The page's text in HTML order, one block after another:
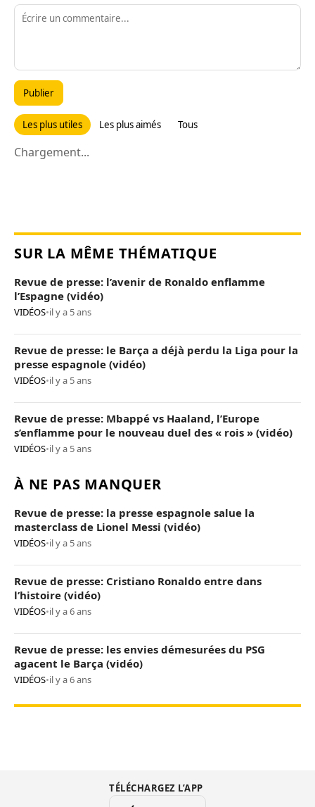
Publier
Les plus utiles Les plus aimés Tous
Chargement...
SUR LA MÊME THÉMATIQUE
Revue de presse: l’avenir de Ronaldo enflamme
l’Espagne (vidéo)
VIDÉOS•il y a 5 ans
Revue de presse: le Barça a déjà perdu la Liga pour la
presse espagnole (vidéo)
VIDÉOS•il y a 5 ans
Revue de presse: Mbappé vs Haaland, l’Europe
s’enflamme pour le nouveau duel des « rois » (vidéo)
VIDÉOS•il y a 5 ans
À NE PAS MANQUER
Revue de presse: la presse espagnole salue la
masterclass de Lionel Messi (vidéo)
VIDÉOS•il y a 5 ans
Revue de presse: Cristiano Ronaldo entre dans
l’histoire (vidéo)
VIDÉOS•il y a 6 ans
Revue de presse: les envies démesurées du PSG
agacent le Barça (vidéo)
VIDÉOS•il y a 6 ans
TÉLÉCHARGEZ L’APP